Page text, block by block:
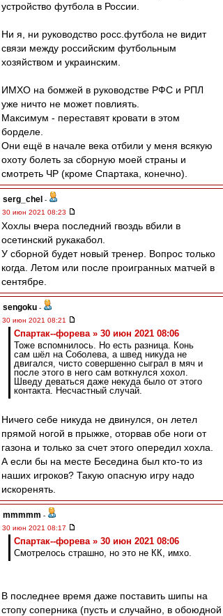
устройство футбола в России.
Ни я, ни руководство росс.футбола не видит
связи между российским футбольным
хозяйством и украинским.
ИМХО на бомжей в руководстве РФС и РПЛ
уже ничто не может повлиять.
Максимум - переставят кровати в этом
борделе.
Они ещё в начале века отбили у меня всякую
охоту болеть за сборную моей страны и
смотреть ЧР (кроме Спартака, конечно).
serg_chel -
30 июн 2021 08:23
Хохлы вчера последний гвоздь вбили в
осетинский рукакабол.
У сборной будет новый тренер. Вопрос только
когда. Летом или после проигранных матчей в
сентябре.
sengoku -
30 июн 2021 08:21
Cпартак--форева » 30 июн 2021 08:06
Тоже вспомнилось. Но есть разница. Конь
сам шёл на Соболева, а швед никуда не
двигался, чисто совершенно сыграл в мяч и
после этого в него сам воткнулся хохол.
Шведу деваться даже некуда было от этого
контакта. Несчастный случай.
Ничего себе никуда не двинулся, он летел
прямой ногой в прыжке, оторвав обе ноги от
газона и только за счет этого опередил хохла.
А если бы на месте Беседина был кто-то из
наших игроков? Такую опасную игру надо
искоренять.
mmmmm -
30 июн 2021 08:17
Cпартак--форева » 30 июн 2021 08:06
Смотрелось страшно, но это не КК, имхо.
В последнее время даже поставить шипы на
стопу соперника (пусть и случайно, в обоюдной